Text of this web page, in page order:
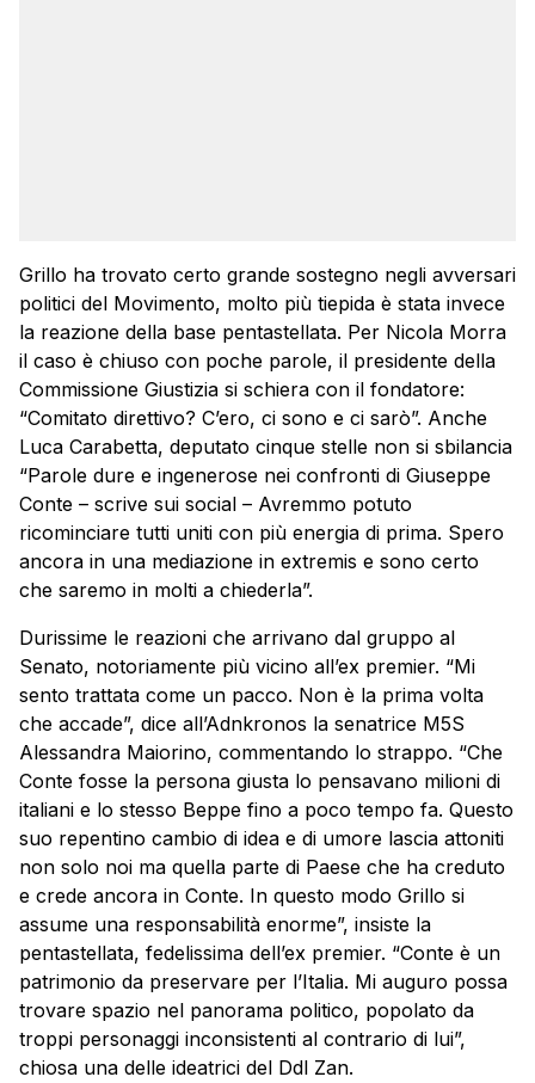
Grillo ha trovato certo grande sostegno negli avversari
politici del Movimento, molto più tiepida è stata invece
la reazione della base pentastellata. Per Nicola Morra
il caso è chiuso con poche parole, il presidente della
Commissione Giustizia si schiera con il fondatore:
“Comitato direttivo? C’ero, ci sono e ci sarò”. Anche
Luca Carabetta, deputato cinque stelle non si sbilancia
“Parole dure e ingenerose nei confronti di Giuseppe
Conte – scrive sui social – Avremmo potuto
ricominciare tutti uniti con più energia di prima. Spero
ancora in una mediazione in extremis e sono certo
che saremo in molti a chiederla”.
Durissime le reazioni che arrivano dal gruppo al
Senato, notoriamente più vicino all’ex premier. “Mi
sento trattata come un pacco. Non è la prima volta
che accade”, dice all’Adnkronos la senatrice M5S
Alessandra Maiorino, commentando lo strappo. “Che
Conte fosse la persona giusta lo pensavano milioni di
italiani e lo stesso Beppe fino a poco tempo fa. Questo
suo repentino cambio di idea e di umore lascia attoniti
non solo noi ma quella parte di Paese che ha creduto
e crede ancora in Conte. In questo modo Grillo si
assume una responsabilità enorme”, insiste la
pentastellata, fedelissima dell’ex premier. “Conte è un
patrimonio da preservare per l’Italia. Mi auguro possa
trovare spazio nel panorama politico, popolato da
troppi personaggi inconsistenti al contrario di lui”,
chiosa una delle ideatrici del Ddl Zan.